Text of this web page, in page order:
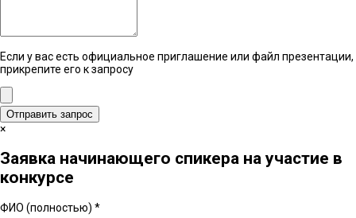
Если у вас есть официальное приглашение или файл презентации,
прикрепите его к запросу
Отправить запрос
×
Заявка начинающего спикера на участие в
конкурсе
ФИО (полностью) *